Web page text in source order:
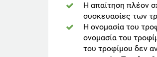
Η απαίτηση πλέον
συσκευασίες των
Η ονομασία του
ονομασία του
του τροφίμου δεν